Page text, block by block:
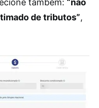
também: “não
de tributos”,